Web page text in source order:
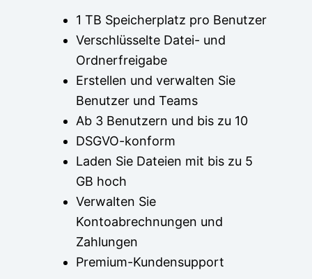
1 TB Speicherplatz pro Benutzer
Verschlüsselte Datei- und
Ordnerfreigabe
Erstellen und verwalten Sie
Benutzer und Teams
Ab 3 Benutzern und bis zu 10
DSGVO-konform
Laden Sie Dateien mit bis zu 5
GB hoch
Verwalten Sie
Kontoabrechnungen und
Zahlungen
Premium-Kundensupport